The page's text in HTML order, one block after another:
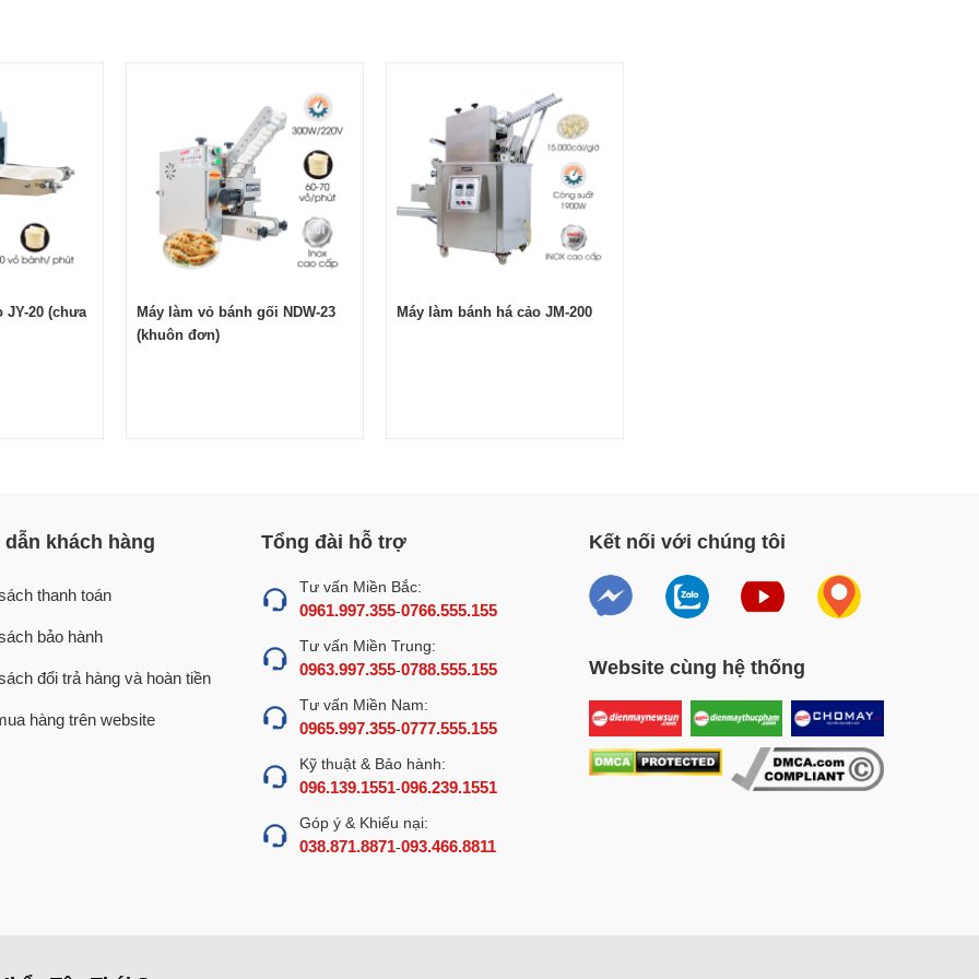
10 uy tín
tự làm mà mua sẵn vỏ bánh trên thị trường sẽ phát sinh
ra đời, máy tự vận hành tự động với hiệu suất ổn định, tạo ra
sinh mà không phải tốn nhiều nguồn lực.
JY-20 (chưa
Máy làm vỏ bánh gối NDW-23
(khuôn đơn)
Máy làm bánh há cảo JM-200
khách hàng
thanh toán
bảo hành
đổi trả hàng và hoàn tiền
hàng trên website
Tổng đài hỗ trợ
Tư vấn Miền Bắc:
0961.997.355-0766.555.155
Tư vấn Miền Trung:
0963.997.355-0788.555.155
Tư vấn Miền Nam:
0965.997.355-0777.555.155
Kỹ thuật & Bảo hành:
096.139.1551-096.239.1551
Góp ý & Khiếu nại:
038.871.8871-093.466.8811
Kết nối với chúng tôi
Website cùng hệ thống